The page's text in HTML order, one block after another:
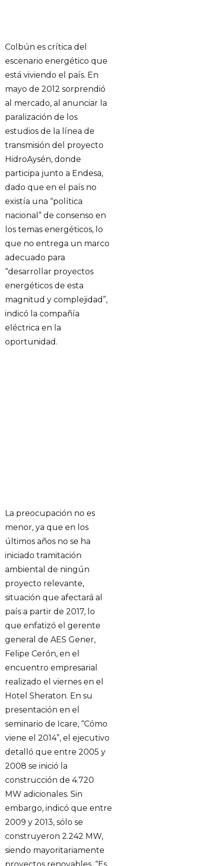
Colbún es crítica del
escenario energético que
está viviendo el país. En
mayo de 2012 sorprendió
al mercado, al anunciar la
paralización de los
estudios de la línea de
transmisión del proyecto
HidroAysén, donde
participa junto a Endesa,
dado que en el país no
existía una “política
nacional” de consenso en
los temas energéticos, lo
que no entrega un marco
adecuado para
“desarrollar proyectos
energéticos de esta
magnitud y complejidad”,
indicó la compañía
eléctrica en la
oportunidad.
La preocupación no es
menor, ya que en los
últimos años no se ha
iniciado tramitación
ambiental de ningún
proyecto relevante,
situación que afectará al
país a partir de 2017, lo
que enfatizó el gerente
general de AES Gener,
Felipe Cerón, en el
encuentro empresarial
realizado el viernes en el
Hotel Sheraton. En su
presentación en el
seminario de Icare, “Cómo
viene el 2014”, el ejecutivo
detalló que entre 2005 y
2008 se inició la
construcción de 4.720
MW adicionales. Sin
embargo, indicó que entre
2009 y 2013, sólo se
construyeron 2.242 MW,
siendo mayoritariamente